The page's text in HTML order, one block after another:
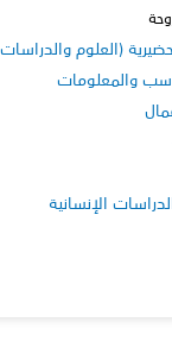
(العلوم
والمعلومات
الإنسانية